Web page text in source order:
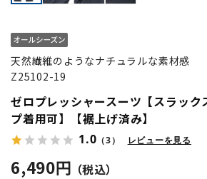
天然繊維のようなナチュラルな素材感
Z25102-19
ゼロプレッシャースーツ【スラック
プ着用可】【裾上げ済み】
1.0 （3） レビューを見る
6,490円